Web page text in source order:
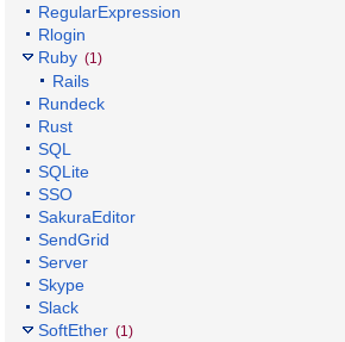
RegularExpression
Rlogin
Ruby (1)
Rails
Rundeck
Rust
SQL
SQLite
SSO
SakuraEditor
SendGrid
Server
Skype
Slack
SoftEther (1)